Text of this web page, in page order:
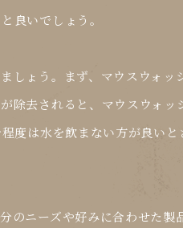
良いでしょう。
しょう。まず、マウスウォッ
除去されると、マウスウォ
度は水を飲まない方が良い
のニーズや好みに合わせた製